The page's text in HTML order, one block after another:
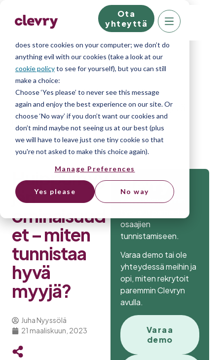
We know right? These cookie pop-ups can really
ruin your visit, so we’ll make this quick. This website
does store cookies on your computer; we don’t do
anything evil with our cookies (take a look at our
cookie policyto see for yourself), but you can still
make a choice:
Choose ‘Yes please’ to never see this message
again and enjoy the best experience on our site. Or
choose ‘No way’ if you don’t want our cookies and
don’t mind maybe not seeing us at our best (plus
we will have to leave just one tiny cookie so that
you're not asked to make this choice again).
Manage Preferences
Yes please No way
Ota
yhteyttä
Home»Blog»Huippumyyjän
ominaisuudet – miten tunnistaa hyvä
myyjä?
Huippumyy
jän
ominaisuud
et – miten
tunnistaa
hyvä
myyjä?
Juha Nyyssölä
21 maaliskuun, 2023
Kaikki rekrytoinnin
osaajien
tunnistamiseen.
Varaa demo tai ole
yhteydessä meihin ja
opi, miten rekrytoit
paremmin Clevryn
avulla.
Varaa
demo